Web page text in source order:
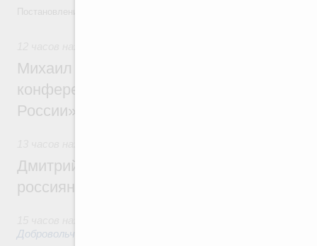
Михаил Мишустин дал поручения по
конференции «Цифровая индустрия
России»
Дмитрий Чернышенко и Михаил
россиян с Днём физкультурника
Добровольчество и волонтёрство. Благотворительность